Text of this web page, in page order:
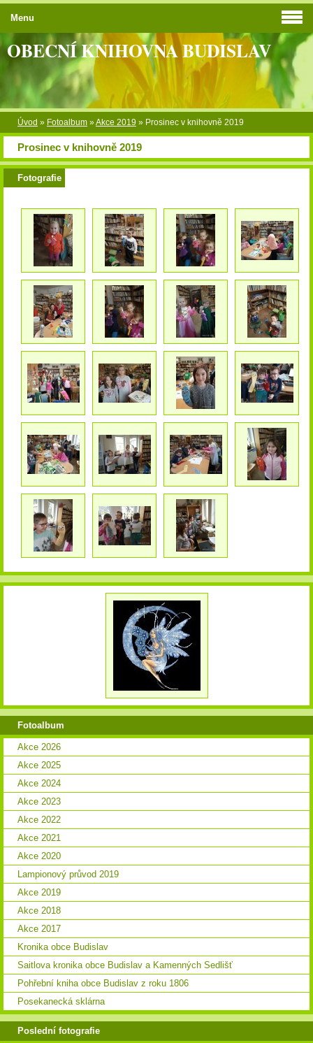
OBECNÍ KNIHOVNA BUDISLAV
Úvod » Fotoalbum »Akce 2019 » Prosinec v knihovně 2019
Prosinec v knihovně 2019
Fotografie
Menu
Fotoalbum
Akce 2026
Akce 2025
Akce 2024
Akce 2023
Akce 2022
Akce 2021
Akce 2020
Lampionový průvod 2019
Akce 2019
Akce 2018
Akce 2017
Kronika obce Budislav
Saitlova kronika obce Budislav a Kamenných Sedlišť
Pohřební kniha obce Budislav z roku 1806
Posekanecká sklárna
Poslední fotografie